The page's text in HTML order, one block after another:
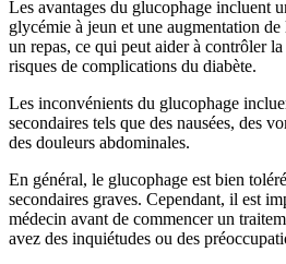
Les avantages du glucophage incluent
glycémie à jeun et une augmentation
un repas, ce qui peut aider à contrôler
risques de complications du diabète.
Les inconvénients du glucophage
secondaires tels que des nausées, des
des douleurs abdominales.
En général, le glucophage est bien
secondaires graves. Cependant, il est
médecin avant de commencer un
avez des inquiétudes ou des